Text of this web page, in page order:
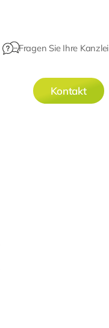
Fragen Sie Ihre Kanzlei
Kontakt